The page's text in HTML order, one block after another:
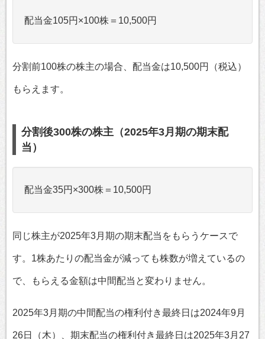
配当金105円×100株＝10,500円
分割前100株の株主の場合、配当金は10,500円（税込）
もらえます。
分割後300株の株主（2025年3月期の期末配
当）
配当金35円×300株＝10,500円
同じ株主が2025年3月期の期末配当をもらうケースで
す。1株あたりの配当金が減っても株数が増えているの
で、もらえる金額は中間配当と変わりません。
2025年3月期の中間配当の権利付き最終日は2024年9月
26日（木）、期末配当の権利付き最終日は2025年3月27